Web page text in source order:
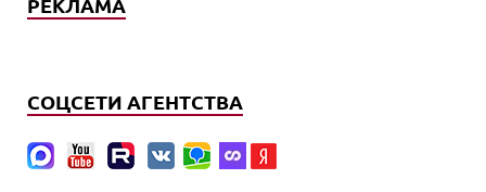
РЕКЛАМА
СОЦСЕТИ АГЕНТСТВА